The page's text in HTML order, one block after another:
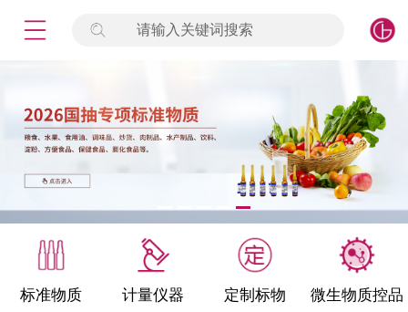
请输入关键词搜索
标准物质 计量仪器 定制标物 微生物质控品
标准物质
产品专项
微生物检测/质控品